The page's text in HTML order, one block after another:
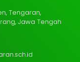
Tengaran,
Jawa Tengah